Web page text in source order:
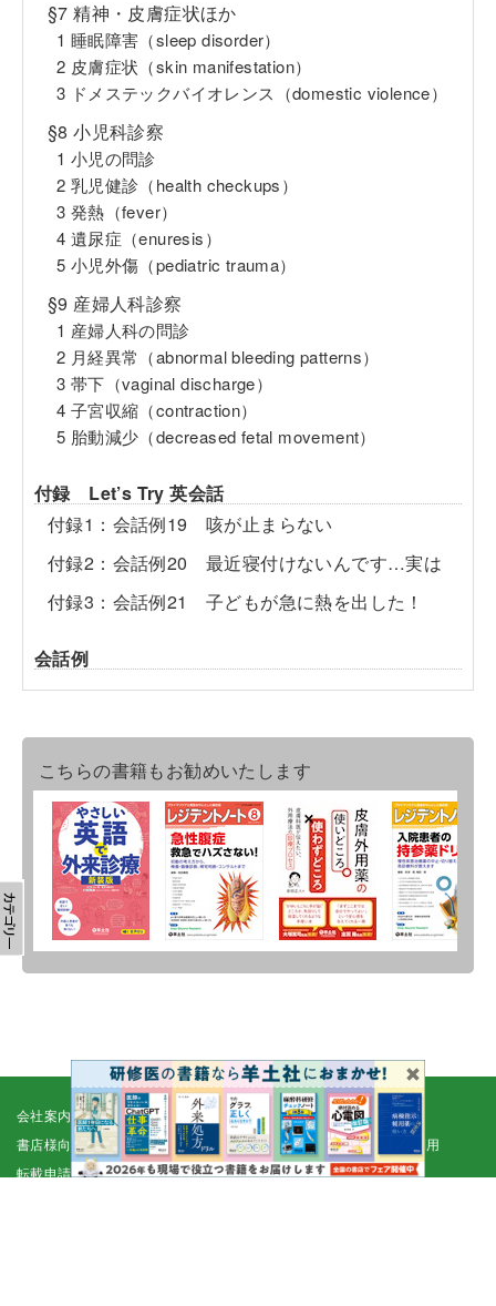
§7 精神・皮膚症状ほか
1 睡眠障害（sleep disorder）
2 皮膚症状（skin manifestation）
3 ドメステックバイオレンス（domestic violence）
§8 小児科診察
1 小児の問診
2 乳児健診（health checkups）
3 発熱（fever）
4 遺尿症（enuresis）
5 小児外傷（pediatric trauma）
§9 産婦人科診察
1 産婦人科の問診
2 月経異常（abnormal bleeding patterns）
3 帯下（vaginal discharge）
4 子宮収縮（contraction）
5 胎動減少（decreased fetal movement）
付録 Let’s Try 英会話
付録1：会話例19 咳が止まらない
付録2：会話例20 最近寝付けないんです…実は
付録3：会話例21 子どもが急に熱を出した！
会話例
こちらの書籍もお勧めいたします
会社案内 採用情報 取扱書店一覧
電子書籍
書店様向け
広告掲載 正誤表・更新情報
コンテンツ利用
転載申請
プライバシーポリシー
羊土社会員規約